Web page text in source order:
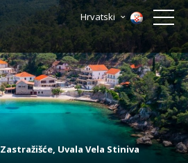
Hrvatski
Zastražišće, Uvala Vela Stiniva